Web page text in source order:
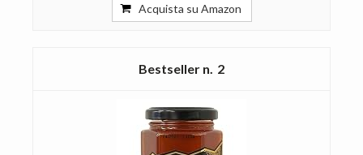
Acquista su Amazon
2